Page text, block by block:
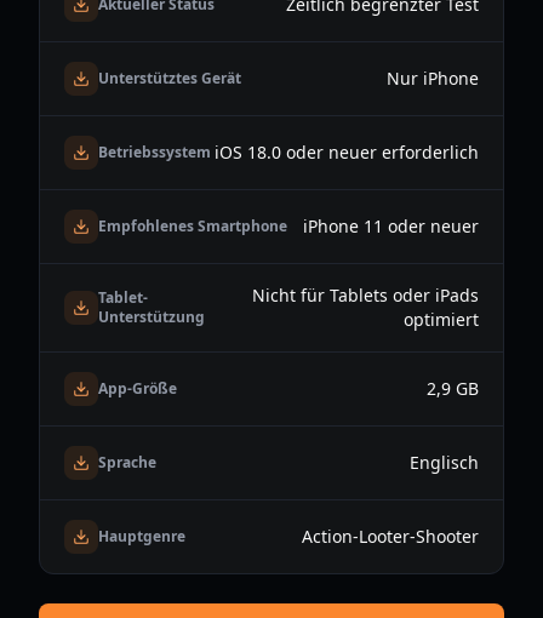
Aktueller Status
Unterstütztes Gerät Nur iPhone
Betriebssystem iOS 18.0 oder neuer erforderlich
Empfohlenes Smartphone iPhone 11 oder neuer
Tablet-
Unterstützung
Nicht für Tablets oder iPads
optimiert
App-Größe 2,9 GB
Sprache Englisch
Hauptgenre Action-Looter-Shooter